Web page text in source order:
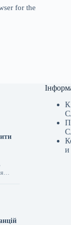
for the
и